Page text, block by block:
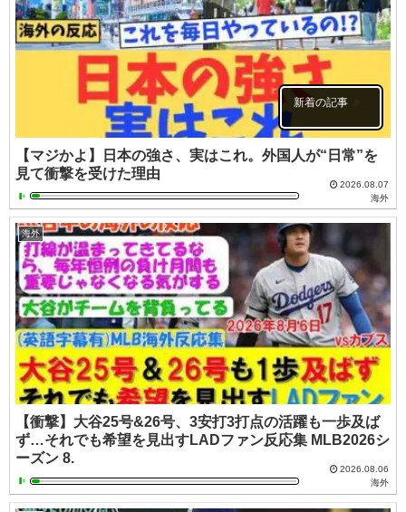
新着の記事
【マジかよ】日本の強さ、実はこれ。外国人が“日常”を
見て衝撃を受けた理由
2026.08.07
海外
海外
【衝撃】大谷25号&26号、3安打3打点の活躍も一歩及ば
ず…それでも希望を見出すLADファン反応集 MLB2026シ
ーズン 8.
2026.08.06
海外